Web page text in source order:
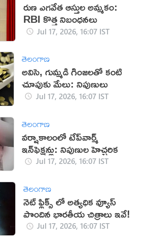
రుణ ఎగవేత ఆస్తుల అమ్మకం:
RBI కొత్త నిబంధనలు
Jul 17, 2026, 16:07 IST
తెలంగాణ
అవిసె, గుమ్మడి గింజలతో కంటి
చూపుకు మేలు: నిపుణులు
Jul 17, 2026, 16:07 IST
తెలంగాణ
వర్షాకాలంలో టేప్‌వార్మ్
ఇన్‌ఫెక్షన్లు: నిపుణుల హెచ్చరిక
Jul 17, 2026, 16:07 IST
తెలంగాణ
నెట్ ఫ్లిక్స్ లో అత్యధిక వ్యూస్
పొందిన భారతీయ చిత్రాలు ఇవే!
Jul 17, 2026, 16:07 IST